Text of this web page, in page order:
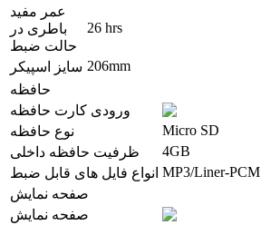
عمر مفید
باطری در
حالت ضبط
26 hrs
سایز اسپیکر 206mm
حافظه
ورودی کارت حافظه
نوع حافظه
Micro SD
ظرفیت حافظه داخلی
4GB
انواع فایل های قابل ضبط MP3/Liner-PCM
صفحه نمایش
صفحه نمایش